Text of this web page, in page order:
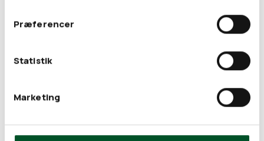
Præferencer
Statistik
Marketing
Fri fragt